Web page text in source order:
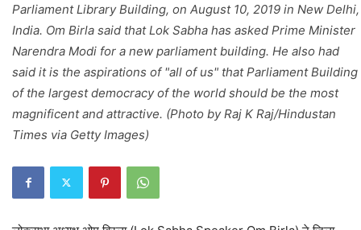
Parliament Library Building, on August 10, 2019 in New Delhi,
India. Om Birla said that Lok Sabha has asked Prime Minister
Narendra Modi for a new parliament building. He also had
said it is the aspirations of "all of us" that Parliament Building
of the largest democracy of the world should be the most
magnificent and attractive. (Photo by Raj K Raj/Hindustan
Times via Getty Images)